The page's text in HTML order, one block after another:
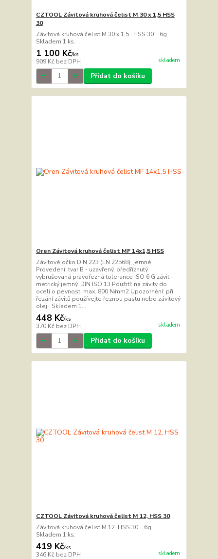
CZTOOL Závitová kruhová čelist M 30 x 1,5 HSS
30
Závitová kruhová čelist M 30 x 1,5 HSS 30 6g
Skladem 1 ks.
1 100 Kč/ks
909 Kč bez DPH skladem
Přidat do košíku
Oren Závitová kruhová čelist MF 14x1,5 HSS
Závitové očko DIN 223 (EN 22568), jemné
Provedení: tvar B - uzavřený, předříznutý
vybrušovaná pravořezná tolerance ISO 6 G závit -
metrický jemný, DIN ISO 13 Použití: na závity do
ocelí o pevnosti max. 800 N/mm2 Upozornění: při
řezání závitů používejte řeznou pastu nebo závitový
olej Skladem 1...
448 Kč/ks
370 Kč bez DPH skladem
Přidat do košíku
CZTOOL Závitová kruhová čelist M 12, HSS 30
Závitová kruhová čelist M 12 HSS 30 6g
Skladem 1 ks.
419 Kč/ks
346 Kč bez DPH skladem